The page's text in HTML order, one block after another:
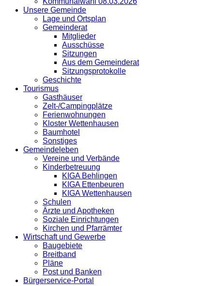
Unsere Gemeinde
Lage und Ortsplan
Gemeinderat
Mitglieder
Ausschüsse
Sitzungen
Aus dem Gemeinderat
Sitzungsprotokolle
Geschichte
Tourismus
Gasthäuser
Zelt-/Campingplätze
Ferienwohnungen
Kloster Wettenhausen
Baumhotel
Sonstiges
Gemeindeleben
Vereine und Verbände
Kinderbetreuung
KIGA Behlingen
KIGA Ettenbeuren
KIGA Wettenhausen
Schulen
Ärzte und Apotheken
Soziale Einrichtungen
Kirchen und Pfarrämter
Wirtschaft und Gewerbe
Baugebiete
Breitband
Pläne
Post und Banken
Bürgerservice-Portal